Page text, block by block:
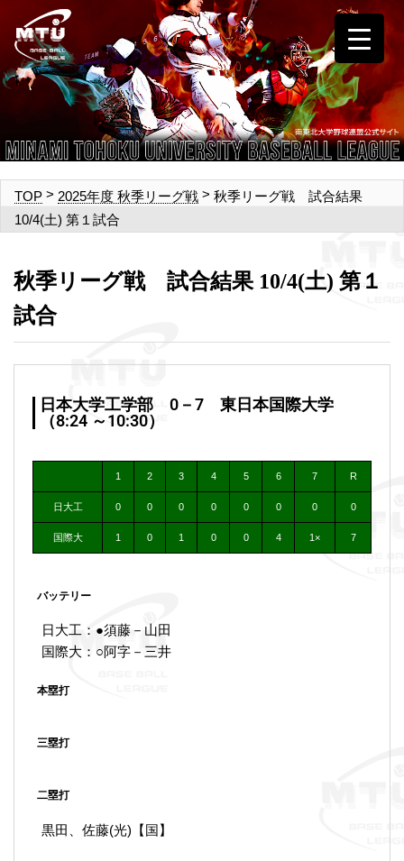
TOP > 2025年度 秋季リーグ戦 > 秋季リーグ戦 試合結果
10/4(土) 第１試合
秋季リーグ戦 試合結果 10/4(土) 第１
試合
日本大学工学部 0－7 東日本国際大学
（8:24 ～10:30）
1 2 3 4 5 6 7 R
日大工 0 0 0 0 0 0 0 0
国際大 1 0 1 0 0 4 1× 7
バッテリー
日大工：●須藤－山田
国際大：○阿字－三井
本塁打
三塁打
二塁打
黒田、佐藤(光)【国】